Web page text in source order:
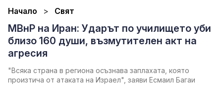
Начало Свят
МВнР на Иран: Ударът по училището уби
близо 160 души, възмутителен акт на
агресия
"Всяка страна в региона осъзнава заплахата, която
произтича от атаката на Израел", заяви Есмаил Багаи